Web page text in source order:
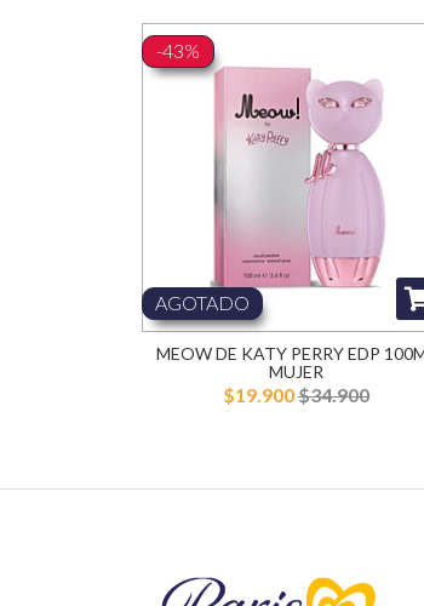
-43%
AGOTADO
MEOW DE KATY PERRY EDP
MUJER
$19.900$34.900